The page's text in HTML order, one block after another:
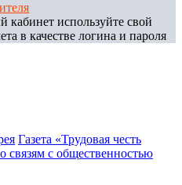
кабинет используйте свой
в качестве логина и пароля
Газета «Трудовая честь
связям с общественностью